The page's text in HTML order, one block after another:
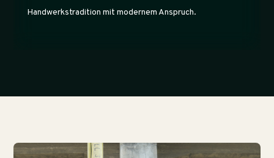
Handwerkstradition mit modernem Anspruch.